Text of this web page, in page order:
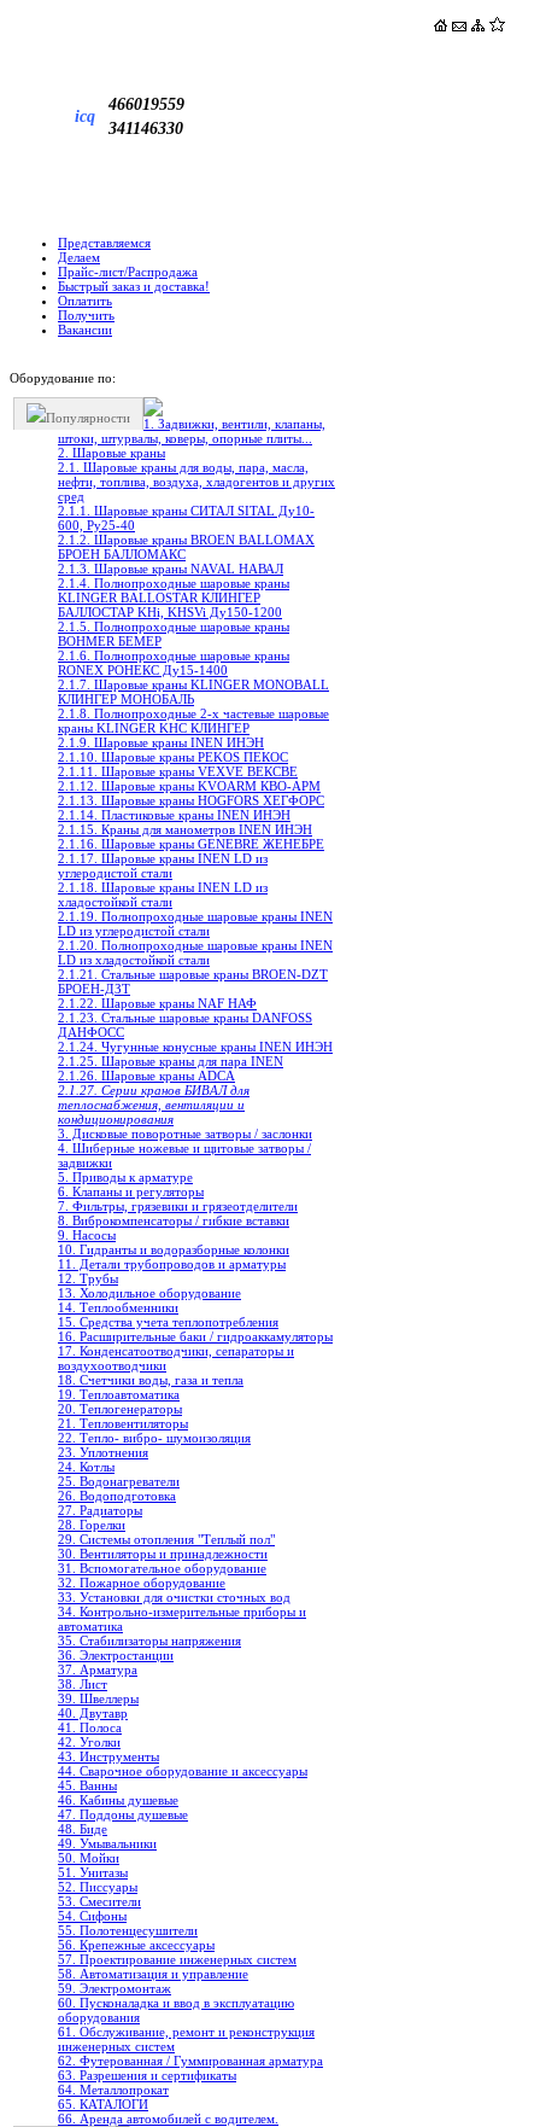
icq
466019559
341146330
Представляемся
Делаем
Прайс-лист/Распродажа
Быстрый заказ и доставка!
Оплатить
Получить
Вакансии
Оборудование по:
Популярности
1. Задвижки, вентили, клапаны,
штоки, штурвалы, коверы, опорные плиты...
2. Шаровые краны
2.1. Шаровые краны для воды, пара, масла,
нефти, топлива, воздуха, хладогентов и других
сред
2.1.1. Шаровые краны СИТАЛ SITAL Ду10-
600, Ру25-40
2.1.2. Шаровые краны BROEN BALLOMAX
БРОЕН БАЛЛОМАКС
2.1.3. Шаровые краны NAVAL НАВАЛ
2.1.4. Полнопроходные шаровые краны
KLINGER BALLOSTAR КЛИНГЕР
БАЛЛОСТАР KHi, KHSVi Ду150-1200
2.1.5. Полнопроходные шаровые краны
BOHMER БЕМЕР
2.1.6. Полнопроходные шаровые краны
RONEX РОНЕКС Ду15-1400
2.1.7. Шаровые краны KLINGER MONOBALL
КЛИНГЕР МОНОБАЛЬ
2.1.8. Полнопроходные 2-х частевые шаровые
краны KLINGER KHC КЛИНГЕР
2.1.9. Шаровые краны INEN ИНЭН
2.1.10. Шаровые краны PEKOS ПЕКОС
2.1.11. Шаровые краны VEXVE ВЕКСВЕ
2.1.12. Шаровые краны KVOARM КВО-АРМ
2.1.13. Шаровые краны HOGFORS ХЕГФОРС
2.1.14. Пластиковые краны INEN ИНЭН
2.1.15. Краны для манометров INEN ИНЭН
2.1.16. Шаровые краны GENEBRE ЖЕНЕБРЕ
2.1.17. Шаровые краны INEN LD из
углеродистой стали
2.1.18. Шаровые краны INEN LD из
хладостойкой стали
2.1.19. Полнопроходные шаровые краны INEN
LD из углеродистой стали
2.1.20. Полнопроходные шаровые краны INEN
LD из хладостойкой стали
2.1.21. Стальные шаровые краны BROEN-DZT
БРОЕН-ДЗТ
2.1.22. Шаровые краны NAF НАФ
2.1.23. Стальные шаровые краны DANFOSS
ДАНФОСС
2.1.24. Чугунные конусные краны INEN ИНЭН
2.1.25. Шаровые краны для пара INEN
2.1.26. Шаровые краны ADCA
2.1.27. Серии кранов БИВАЛ для
теплоснабжения, вентиляции и
кондиционирования
3. Дисковые поворотные затворы / заслонки
4. Шиберные ножевые и щитовые затворы /
задвижки
5. Приводы к арматуре
6. Клапаны и регуляторы
7. Фильтры, грязевики и грязеотделители
8. Виброкомпенсаторы / гибкие вставки
9. Насосы
10. Гидранты и водоразборные колонки
11. Детали трубопроводов и арматуры
12. Трубы
13. Холодильное oборудование
14. Теплообменники
15. Средства учета теплопотребления
16. Расширительные баки / гидроаккамуляторы
17. Конденсатоотводчики, сепараторы и
воздухоотводчики
18. Счетчики воды, газа и тепла
19. Теплоавтоматика
20. Теплогенераторы
21. Тепловентиляторы
22. Тепло- вибро- шумоизоляция
23. Уплотнения
24. Котлы
25. Водонагреватели
26. Водоподготовка
27. Радиаторы
28. Горелки
29. Системы отопления "Теплый пол"
30. Вентиляторы и принадлежности
31. Вспомогательное оборудование
32. Пожарное оборудование
33. Установки для очистки сточных вод
34. Контрольно-измерительные приборы и
автоматика
35. Стабилизаторы напряжения
36. Электростанции
37. Арматура
38. Лист
39. Швеллеры
40. Двутавр
41. Полоса
42. Уголки
43. Инструменты
44. Сварочное оборудование и аксессуары
45. Ванны
46. Кабины душевые
47. Поддоны душевые
48. Биде
49. Умывальники
50. Мойки
51. Унитазы
52. Писсуары
53. Смесители
54. Сифоны
55. Полотенцесушители
56. Крепежные аксессуары
57. Проектирование инженерных систем
58. Автоматизация и управление
59. Электромонтаж
60. Пусконаладка и ввод в эксплуатацию
оборудования
61. Обслуживание, ремонт и реконструкция
инженерных систем
62. Футерованная / Гуммированная арматура
63. Разрешения и сертификаты
64. Металлопрокат
65. КАТАЛОГИ
66. Аренда автомобилей с водителем.